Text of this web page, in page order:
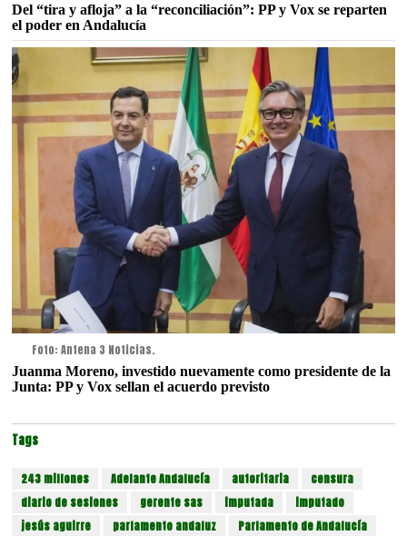
Del “tira y afloja” a la “reconciliación”: PP y Vox se reparten
el poder en Andalucía
Foto: Antena 3 Noticias.
Juanma Moreno, investido nuevamente como presidente de la
Junta: PP y Vox sellan el acuerdo previsto
Tags
243 millones Adelante Andalucía autoritaria
censura
diario de sesiones
gerente sas imputada
imputado
jesús aguirre
parlamento andaluz
Parlamento de Andalucía